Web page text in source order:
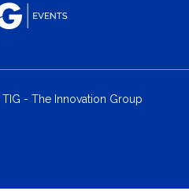
TIG - The Innovation Group